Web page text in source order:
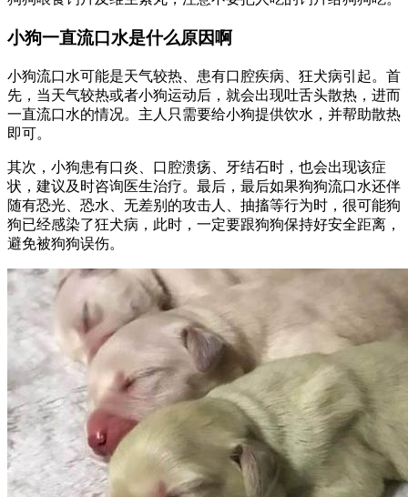
小狗一直流口水是什么原因啊
小狗流口水可能是天气较热、患有口腔疾病、狂犬病引起。首
先，当天气较热或者小狗运动后，就会出现吐舌头散热，进而
一直流口水的情况。主人只需要给小狗提供饮水，并帮助散热
即可。
其次，小狗患有口炎、口腔溃疡、牙结石时，也会出现该症
状，建议及时咨询医生治疗。最后，最后如果狗狗流口水还伴
随有恐光、恐水、无差别的攻击人、抽搐等行为时，很可能狗
狗已经感染了狂犬病，此时，一定要跟狗狗保持好安全距离，
避免被狗狗误伤。